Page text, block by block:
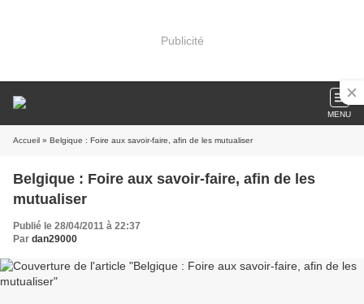
Publicité
MENU
Accueil » Belgique : Foire aux savoir-faire, afin de les mutualiser
Belgique : Foire aux savoir-faire, afin de les
mutualiser
Publié le 28/04/2011 à 22:37
Par dan29000